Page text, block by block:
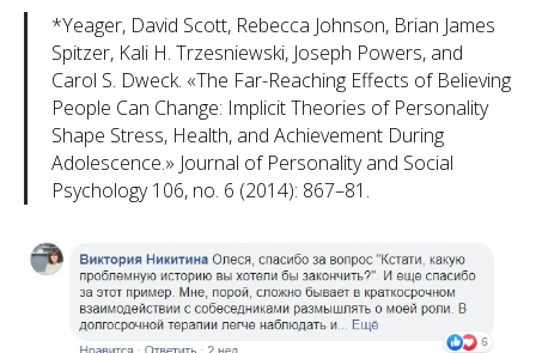
*Yeager, David Scott, Rebecca Johnson, Brian James
Spitzer, Kali H. Trzesniewski, Joseph Powers, and
Carol S. Dweck. «The Far-Reaching Effects of Believing
People Can Change: Implicit Theories of Personality
Shape Stress, Health, and Achievement During
Adolescence.» Journal of Personality and Social
Psychology 106, no. 6 (2014): 867–81.